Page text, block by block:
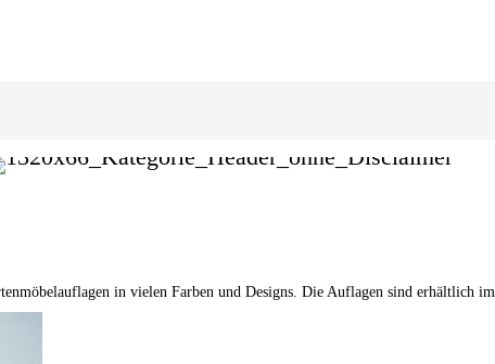
in vielen Farben und Designs. Die Auflagen sind erhältlich im